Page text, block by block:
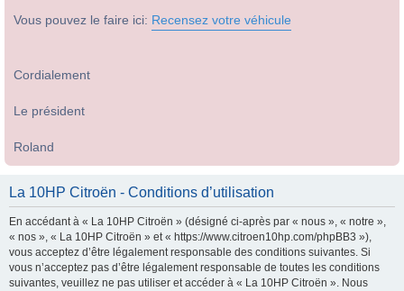
Vous pouvez le faire ici: Recensez votre véhicule
Cordialement
Le président
Roland
La 10HP Citroën - Conditions d’utilisation
En accédant à « La 10HP Citroën » (désigné ci-après par « nous », « notre »,
« nos », « La 10HP Citroën » et « https://www.citroen10hp.com/phpBB3 »),
vous acceptez d’être légalement responsable des conditions suivantes. Si
vous n’acceptez pas d’être légalement responsable de toutes les conditions
suivantes, veuillez ne pas utiliser et accéder à « La 10HP Citroën ». Nous